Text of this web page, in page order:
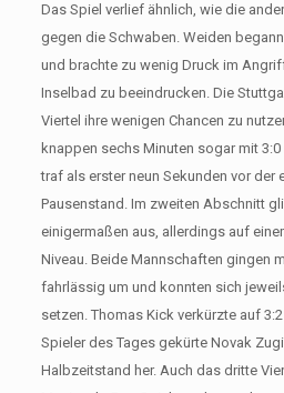
Das Spiel verlief ähnlich, wie die
gegen die Schwaben. Weiden
und brachte zu wenig Druck im
Inselbad zu beeindrucken. Die
Viertel ihre wenigen Chancen zu
knappen sechs Minuten sogar mit
traf als erster neun Sekunden vor der
Pausenstand. Im zweiten Abschnitt
einigermaßen aus, allerdings auf
Niveau. Beide Mannschaften gingen
fahrlässig um und konnten sich
setzen. Thomas Kick verkürzte auf
Spieler des Tages gekürte Novak
Halbzeitstand her. Auch das dritte